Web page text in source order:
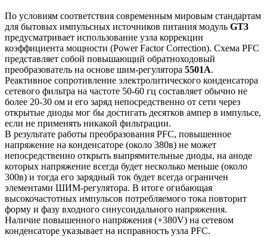
По условиям соответствия современным мировым стандартам
для бытовых импульсных источников питания модуль GT3
предусматривает использование узла коррекции
коэффициента мощности (Power Factor Correction). Схема PFC
представляет собой повышающий обратноходовый
преобразователь на основе шим-регулятора 5501A.
Реактивное сопротивление электролитического конденсатора
сетевого фильтра на частоте 50-60 гц составляет обычно не
более 20-30 ом и его заряд непосредственно от сети через
открытые диоды мог бы достигать десятков ампер в импульсе,
если не применять никакой фильтрации.
В результате работы преобразования PFC, повышенное
напряжение на конденсаторе (около 380в) не может
непосредственно открыть выпрямительные диоды, на аноде
которых напряжение всегда будет несколько меньше (около
300в) и тогда его зарядный ток будет всегда ограничен
элементами ШИМ-регулятора. В итоге огибающая
высокочастотных импульсов потребляемого тока повторит
форму и фазу входного синусоидального напряжения.
Наличие повышенного напряжения (+380V) на сетевом
конденсаторе указывает на исправность узла PFC.